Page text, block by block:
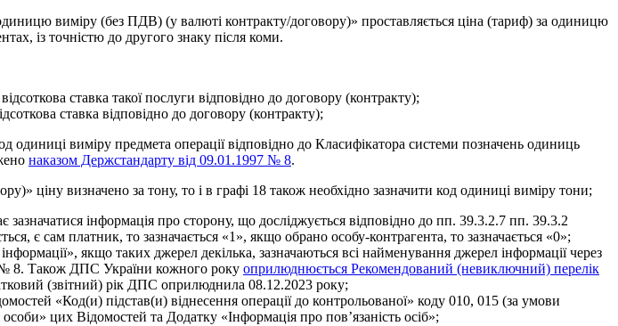
виміру (без ПДВ) (у валюті контракту/договору)» проставляється ціна (тариф) за одиницю
із точністю до другого знаку після коми.
ставка такої послуги відповідно до договору (контракту);
ставка відповідно до договору (контракту);
одиниці виміру предмета операції відповідно до Класифікатора системи позначень одиниць
наказом Держстандарту від 09.01.1997 № 8.
ціну визначено за тону, то і в графі 18 також необхідно зазначити код одиниці виміру тони;
інформація про сторону, що досліджується відповідно до пп. 39.3.2.7 пп. 39.3.2
є сам платник, то зазначається «1», якщо обрано особу-контрагента, то зазначається «0»;
якщо таких джерел декілька, зазначаються всі найменування джерел інформації через
№ 8. Також ДПС України кожного року оприлюднюється Рекомендований (невиключний) перелік
(звітний) рік ДПС оприлюднила 08.12.2023 року;
«Код(и) підстав(и) віднесення операції до контрольованої» коду 010, 015 (за умови
цих Відомостей та Додатку «Інформація про пов’язаність осіб»;